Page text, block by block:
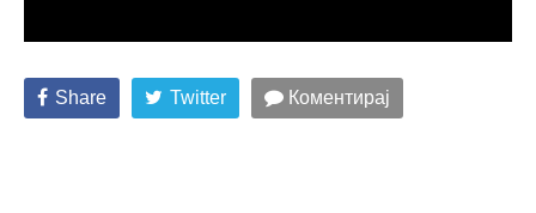
Share Twitter Коментирај